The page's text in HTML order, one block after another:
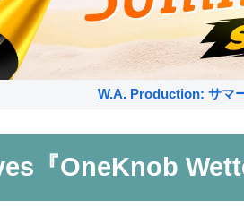
W.A. Production: サマ
『OneKnob